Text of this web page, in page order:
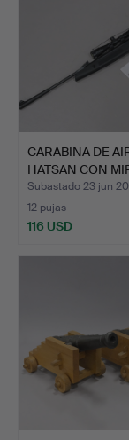
CARABINA DE
HATSAN CON
BINOCULAR.
Subastado 23 jun
12 pujas
116 USD